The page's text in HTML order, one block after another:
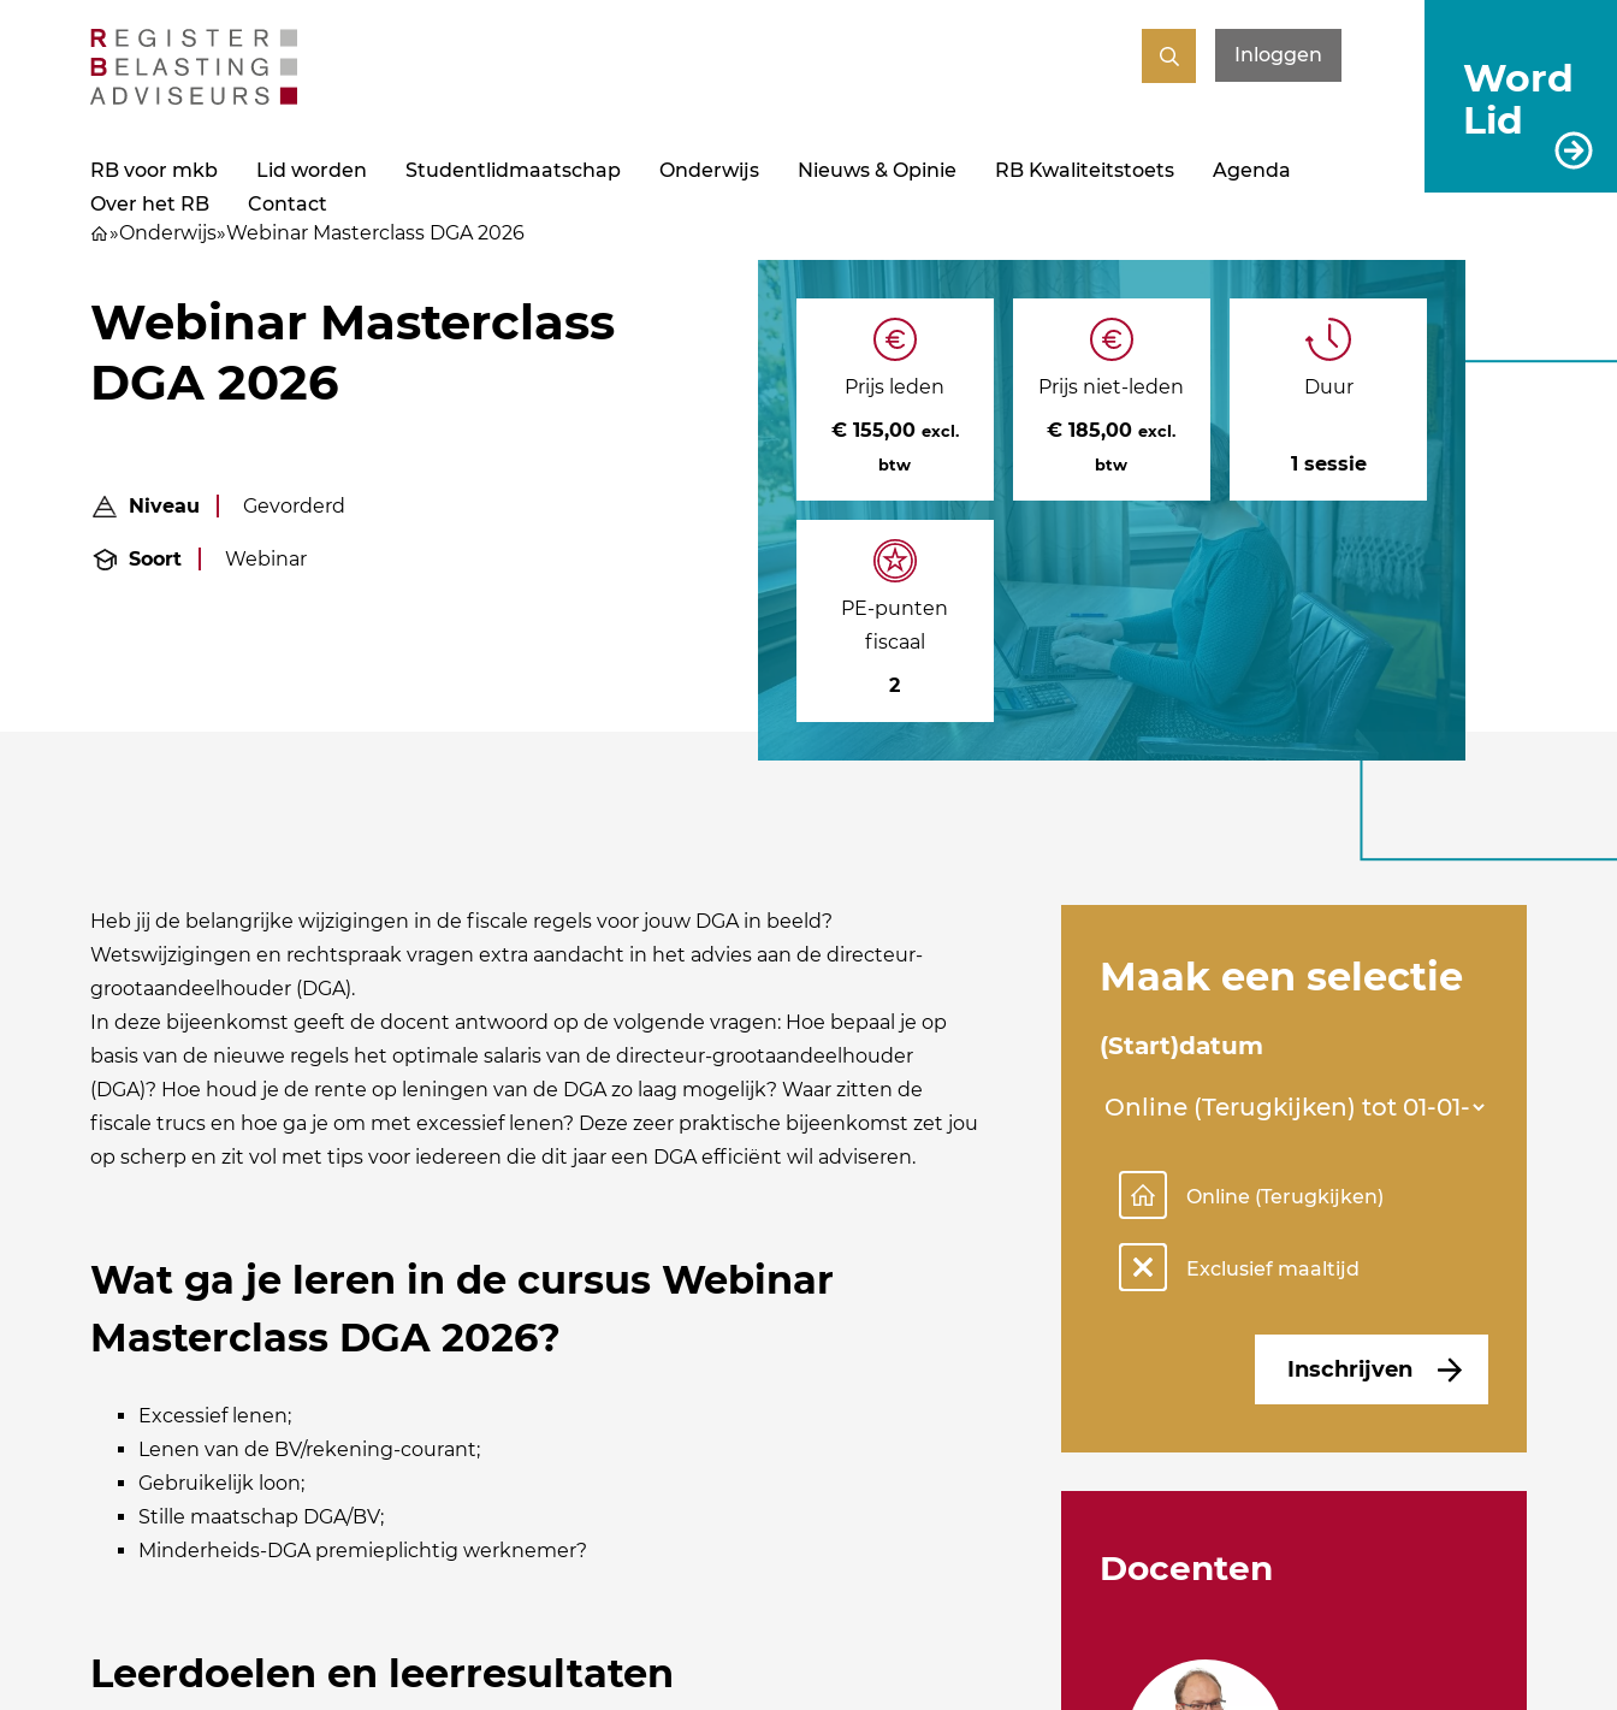
Word
Lid
Inloggen
RB voor mkb Lid worden Studentlidmaatschap Onderwijs Nieuws & Opinie RB Kwaliteitstoets
Agenda
Over het RB
Contact
»Onderwijs»Webinar Masterclass DGA 2026
Webinar Masterclass
DGA 2026
Niveau Gevorderd
Soort Webinar
Prijs leden
€ 155,00 excl.
btw
Prijs niet-leden
€ 185,00excl.
btw
Duur
1 sessie
PE-punten
fiscaal
2
Heb jij de belangrijke wijzigingen in de fiscale regels voor jouw DGA in beeld?
Wetswijzigingen en rechtspraak vragen extra aandacht in het advies aan de directeur-
grootaandeelhouder (DGA).
In deze bijeenkomst geeft de docent antwoord op de volgende vragen: Hoe bepaal je op
basis van de nieuwe regels het optimale salaris van de directeur-grootaandeelhouder
(DGA)? Hoe houd je de rente op leningen van de DGA zo laag mogelijk? Waar zitten de
fiscale trucs en hoe ga je om met excessief lenen? Deze zeer praktische bijeenkomst zet jou
op scherp en zit vol met tips voor iedereen die dit jaar een DGA efficiënt wil adviseren.
Wat ga je leren in de cursus Webinar
Masterclass DGA 2026?
Excessief lenen;
Lenen van de BV/rekening-courant;
Gebruikelijk loon;
Stille maatschap DGA/BV;
Minderheids-DGA premieplichtig werknemer?
Leerdoelen en leerresultaten
Maak een selectie
(Start)datum
Online (Terugkijken)
Exclusief maaltijd
Inschrijven
Docenten